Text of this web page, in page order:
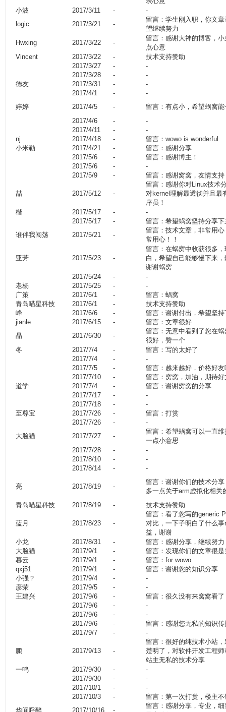
小波
2017/3/11 -
-
logic
2017/3/21 -
留言：学生刚入职，你文
望继续努力
Hwxing
2017/3/22 -
留言：感谢大神的博客，
点心意
Vincent
2017/3/22 -
技术支持赞助
2017/3/27
-
-
2017/3/28
-
-
德友
2017/3/31 -
-
2017/4/1
-
-
婷婷
2017/4/5 -
留言：有点小，希望蜗窝
2017/4/6
-
-
2017/4/11
-
-
nj
2017/4/18 -
留言：wowo is wonderful
小米勒
2017/4/21 -
留言：感谢分享
2017/5/6
-
留言：感谢博主！
2017/5/6
-
-
2017/5/9
- 留言：感谢窝窝，友情支持
喆 2017/5/12 -
留言：感谢你对Linux技术
对kernel理解最透彻并且最
序员！
楷
2017/5/17 -
-
2017/5/17
-
留言：希望蜗窝坚持分享下
谁伴我闯荡
2017/5/21 -
留言：技术文章，非常用
常用心！！
亚芳 2017/5/23 -
留言：在蜗窝中收获很多
白，希望自己能够慢下来
谢谢蜗窝
2017/5/24
-
-
老杨
2017/5/25 -
-
广策
2017/6/1 -
留言：蜗窝
青岛喵星科技
2017/6/1 -
技术支持赞助
峰
2017/6/6 -
留言：谢谢付出，希望坚
jianle
2017/6/15 -
留言：文章很好
晶
2017/6/30 -
留言：无意中看到了您在
很好，赞一个
冬
2017/7/4 -
留言：写的太好了
2017/7/4
-
-
2017/7/5
-
留言：越来越好，价格好友
2017/7/10
-
留言：窝窝，加油，期待好
道学
2017/7/4 -
留言：谢谢窝窝的分享
2017/7/17
-
-
2017/7/18
-
-
至尊宝
2017/7/26 -
留言：打赏
2017/7/26
-
-
大脸猫
2017/7/27 -
留言：希望蜗窝可以一直
一点小意思
2017/7/28
-
-
2017/8/10
-
-
2017/8/14
- -
亮 2017/8/19 -
留言：谢谢你们的技术分
多一点关于arm虚拟化相关
青岛喵星科技
2017/8/19 - 技术支持赞助
蓝月 2017/8/23 -
留言：看了您写的generic
对比，一下子明白了什么
益，谢谢
小龙
2017/8/31 -
留言：感谢分享，继续努力
大脸猫
2017/9/1 -
留言：发现你们的文章很
暮云
2017/9/1 -
留言：for wowo
qxj51
2017/9/1 -
留言：谢谢您的知识分享
小强？
2017/9/4 -
-
彦荣
2017/9/5 -
-
王建兴
2017/9/6 -
留言：很久没有来窝窝看了
2017/9/6
-
-
2017/9/6
-
-
2017/9/6
-
留言：感谢您无私的知识传
2017/9/7
- -
鹏 2017/9/13 -
留言：很好的纯技术小站
楚明了，对软件开发工程
站主无私的技术分享
一鸣
2017/9/30 -
-
2017/9/30
-
-
2017/10/1
-
-
2017/10/3
-
留言：第一次打赏，楼主不
华间呼醉
2017/10/16 -
留言：感谢分享，专业，